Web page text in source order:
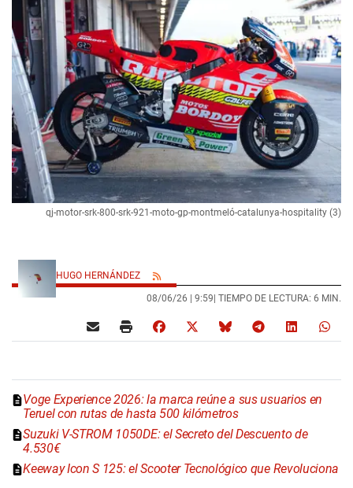
qj-motor-srk-800-srk-921-moto-gp-montmeló-catalunya-hospitality (3)
HUGO HERNÁNDEZ
08/06/26 | 9:59 | TIEMPO DE LECTURA: 6 MIN.
Voge Experience 2026: la marca reúne a sus usuarios en
Teruel con rutas de hasta 500 kilómetros
Suzuki V-STROM 1050DE: el Secreto del Descuento de
4.530€
Keeway Icon S 125: el Scooter Tecnológico que Revoluciona